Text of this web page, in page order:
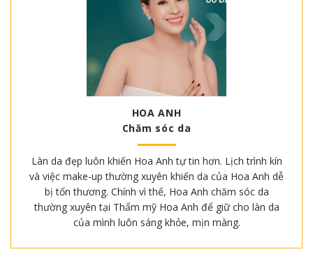
HOA ANH
Chăm sóc da
Làn da đẹp luôn khiến Hoa Anh tự tin hơn. Lịch trình kín
và việc make-up thường xuyên khiến da của Hoa Anh dễ
bị tổn thương. Chính vì thế, Hoa Anh chăm sóc da
thường xuyên tại Thẩm mỹ Hoa Anh để giữ cho làn da
của mình luôn sáng khỏe, mịn màng.